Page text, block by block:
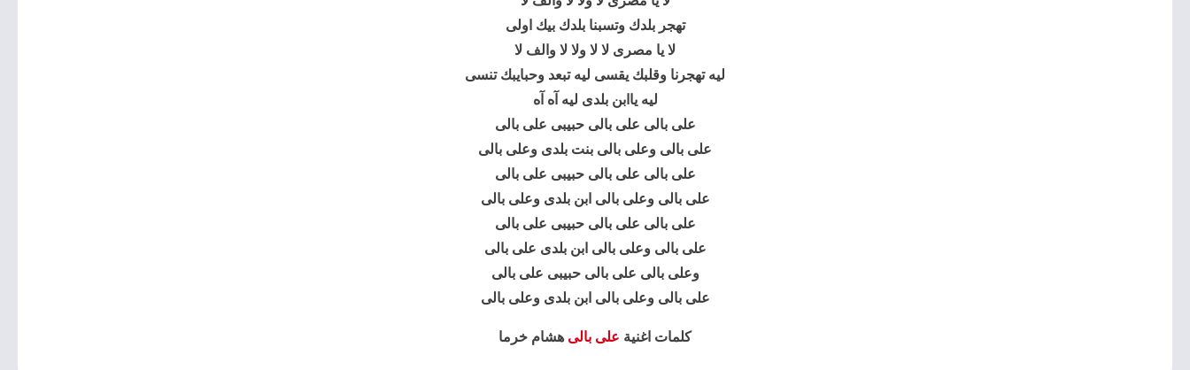
تهجر بلدك وتسبنا بلدك بيك اولى
لا يا مصرى لا لا ولا لا والف لا
ليه تهجرنا وقلبك يقسى ليه تبعد وحبايبك تنسى
ليه ياابن بلدى ليه آه آه
على بالى على بالى حبيبى على بالى
على بالى وعلى بالى بنت بلدى وعلى بالى
على بالى على بالى حبيبى على بالى
على بالى وعلى بالى ابن بلدى وعلى بالى
على بالى على بالى حبيبى على بالى
على بالى وعلى بالى ابن بلدى على بالى
وعلى بالى على بالى حبيبى على بالى
على بالى وعلى بالى ابن بلدى وعلى بالى
كلمات اغنية على بالى هشام خرما